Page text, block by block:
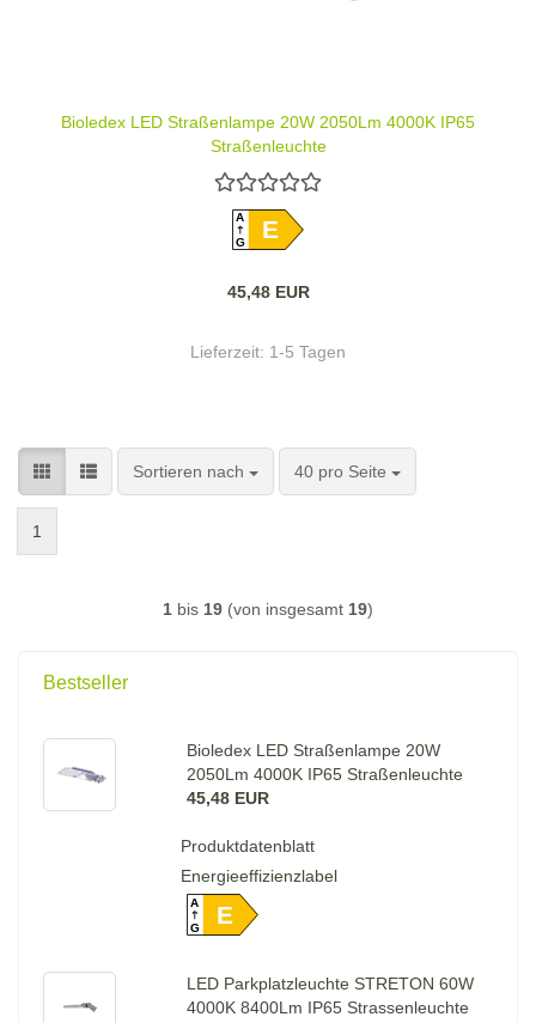
Bioledex LED Straßenlampe 20W 2050Lm 4000K IP65
Straßenleuchte
A
GE
45,48 EUR
Lieferzeit: 1-5 Tagen
Sortieren nach
Sortieren nach 40 pro Seite
pro Seite
1
1 bis 19 (von insgesamt 19)
Bestseller
Bioledex LED Straßenlampe 20W
2050Lm 4000K IP65 Straßenleuchte
45,48 EUR
Produktdatenblatt
Energieeffizienzlabel
A
GE
LED Parkplatzleuchte STRETON 60W
4000K 8400Lm IP65 Strassenleuchte